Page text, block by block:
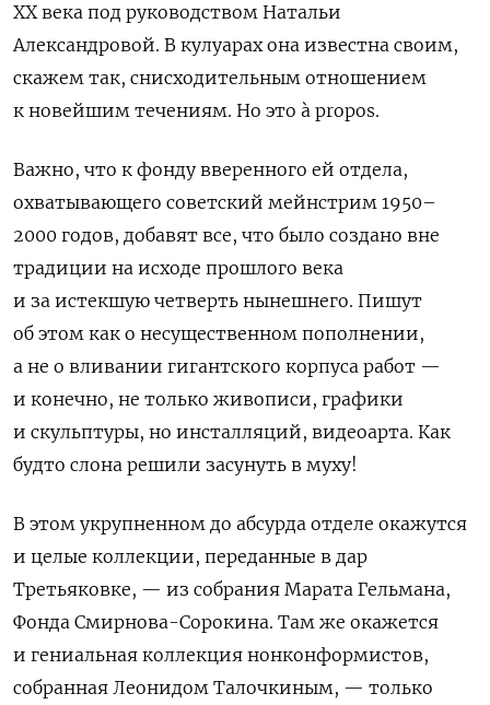
XX века под руководством Натальи
Александровой. В кулуарах она известна своим,
скажем так, снисходительным отношением
к новейшим течениям. Но это à propos.
Важно, что к фонду вверенного ей отдела,
охватывающего советский мейнстрим 1950–
2000 годов, добавят все, что было создано вне
традиции на исходе прошлого века
и за истекшую четверть нынешнего. Пишут
об этом как о несущественном пополнении,
а не о вливании гигантского корпуса работ —
и конечно, не только живописи, графики
и скульптуры, но инсталляций, видеоартa. Как
будто слона решили засунуть в муху!
В этом укрупненном до абсурда отделе окажутся
и целые коллекции, переданные в дар
Третьяковке, — из собрания Марата Гельмана,
Фонда Смирнова-Сорокина. Там же окажется
и гениальная коллекция нонконформистов,
собранная Леонидом Талочкиным, — только